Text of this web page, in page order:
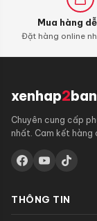
Mua hàng
Đặt hàng online
xenhap2
Chuyên cung cấp
nhất. Cam kết hàng
THÔNG TIN